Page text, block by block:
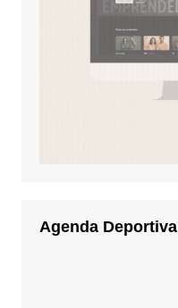
Agenda Deportiva